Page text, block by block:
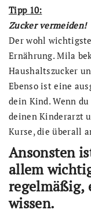
Tipp 10:
Zucker vermeiden!
Der wohl
Ernährung. Mila
Haushaltszucker
Ebenso ist eine
dein Kind. Wenn
deinen Kinderarzt
Kurse, die überall
Ansonsten
allem
regelmäßig,
wissen.